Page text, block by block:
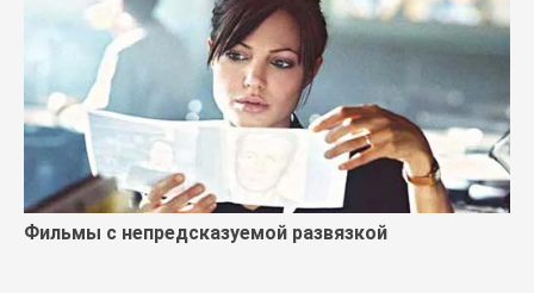
Фильмы с непредсказуемой развязкой